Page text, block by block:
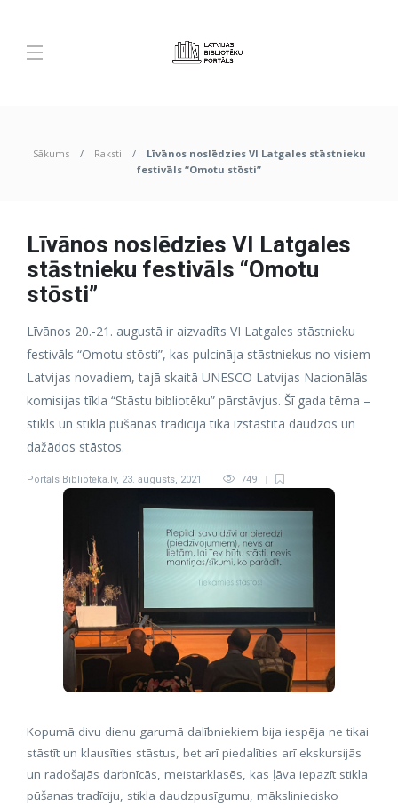
Sākums Raksti
Līvānos noslēdzies VI Latgales stāstnieku
festivāls “Omotu stōsti”
Līvānos noslēdzies VI Latgales
stāstnieku festivāls “Omotu
stōsti”
Līvānos 20.-21. augustā ir aizvadīts VI Latgales stāstnieku
festivāls “Omotu stōsti”, kas pulcināja stāstniekus no visiem
Latvijas novadiem, tajā skaitā UNESCO Latvijas Nacionālās
komisijas tīkla “Stāstu bibliotēku” pārstāvjus. Šī gada tēma –
stikls un stikla pūšanas tradīcija tika izstāstīta daudzos un
dažādos stāstos.
Portāls Bibliotēka.lv, 23. augusts, 2021 749
Kopumā divu dienu garumā dalībniekiem bija iespēja ne tikai
stāstīt un klausīties stāstus, bet arī piedalīties arī ekskursijās
un radošajās darbnīcās, meistarklasēs, kas ļāva iepazīt stikla
pūšanas tradīciju, stikla daudzpusīgumu, māksliniecisko